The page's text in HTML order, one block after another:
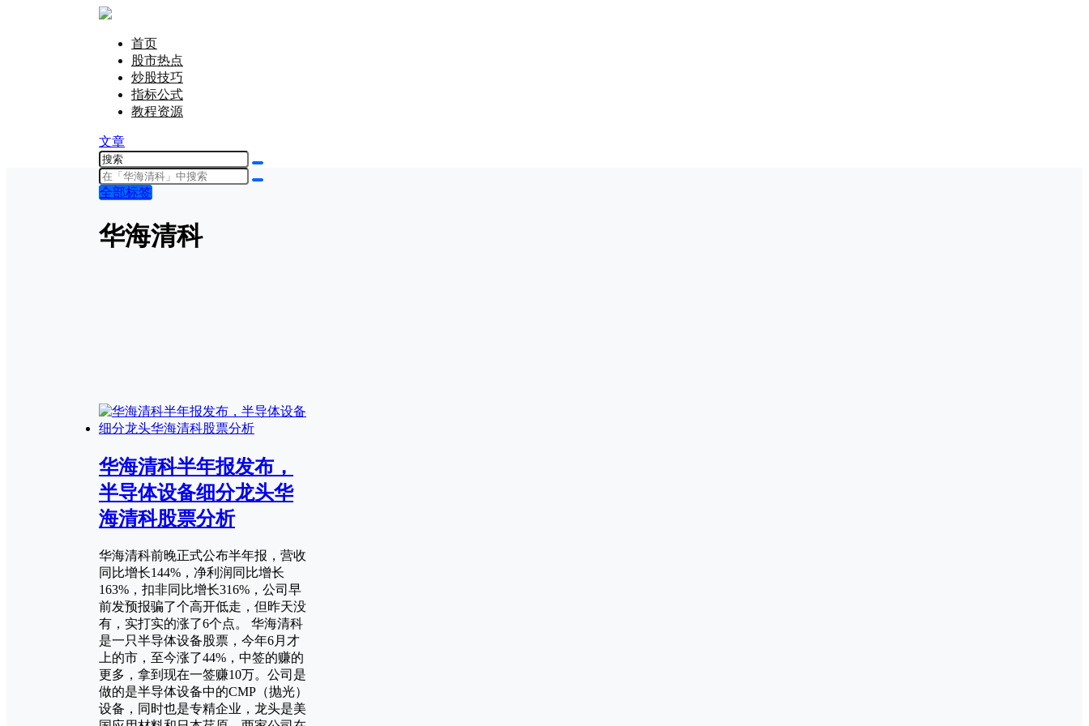
首页
股市热点
炒股技巧
指标公式
教程资源
文章
全部标签
华海清科
华海清科半年报发布，
半导体设备细分龙头华
海清科股票分析
华海清科前晚正式公布半年报，营收
同比增长144%，净利润同比增长
163%，扣非同比增长316%，公司早
前发预报骗了个高开低走，但昨天没
有，实打实的涨了6个点。 华海清科
是一只半导体设备股票，今年6月才
上的市，至今涨了44%，中签的赚的
更多，拿到现在一签赚10万。公司是
做的是半导体设备中的CMP（抛光）
设备，同时也是专精企业，龙头是美